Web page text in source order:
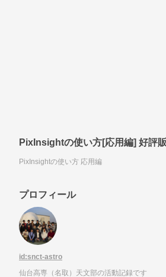
PixInsightの使い方[応用編] 好評
PixInsightの使い方 応用編
プロフィール
id:snct-astro
仙台高専（名取）天文部の活動記録です